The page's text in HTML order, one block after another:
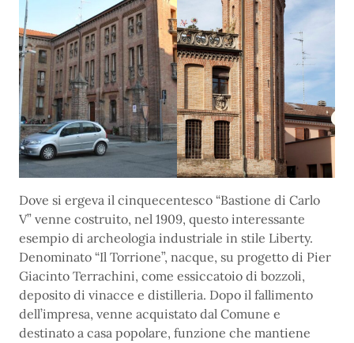
Dove si ergeva il cinquecentesco “Bastione di Carlo
V” venne costruito, nel 1909, questo interessante
esempio di archeologia industriale in stile Liberty.
Denominato “Il Torrione”, nacque, su progetto di Pier
Giacinto Terrachini, come essiccatoio di bozzoli,
deposito di vinacce e distilleria. Dopo il fallimento
dell’impresa, venne acquistato dal Comune e
destinato a casa popolare, funzione che mantiene